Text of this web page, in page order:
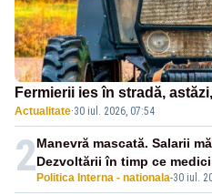
Fermierii ies în stradă,
Actualitate·30 iul. 2026, 07:54
2 Politica Interna - nationala-30 iul.
Manevră mascată. Salarii
Dezvoltării în timp ce